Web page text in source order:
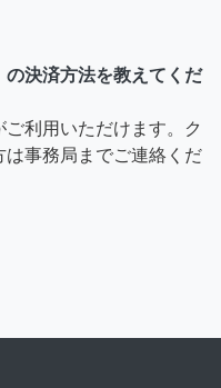
決済方法を教えてくだ
利用いただけます。ク
は事務局までご連絡くだ